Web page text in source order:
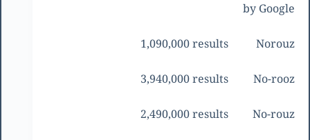
by Google
Norouz
1,090,000 results
No-rooz
3,940,000 results
No-rouz
2,490,000 results